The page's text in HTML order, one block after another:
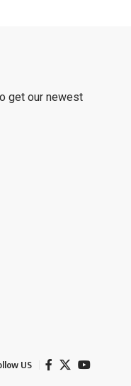
get our newest
US